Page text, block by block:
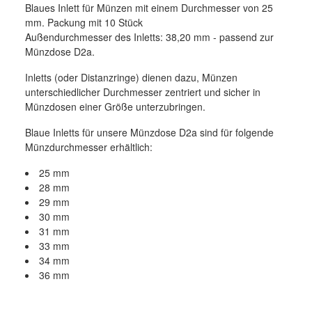
Blaues Inlett für Münzen mit einem Durchmesser von 25
mm. Packung mit 10 Stück
Außendurchmesser des Inletts: 38,20 mm - passend zur
Münzdose D2a.
Inletts (oder Distanzringe) dienen dazu, Münzen
unterschiedlicher Durchmesser zentriert und sicher in
Münzdosen einer Größe unterzubringen.
Blaue Inletts für unsere Münzdose D2a sind für folgende
Münzdurchmesser erhältlich:
25 mm
28 mm
29 mm
30 mm
31 mm
33 mm
34 mm
36 mm